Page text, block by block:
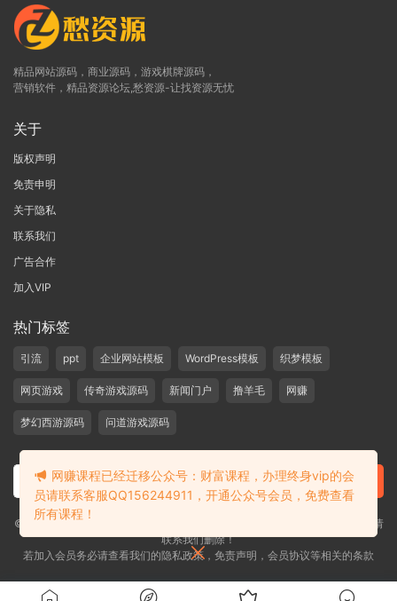
精品网站源码，商业源码，游戏棋牌源码，
营销软件，精品资源论坛,愁资源-让找资源无忧
关于
版权声明
免责申明
关于隐私
联系我们
广告合作
加入VIP
热门标签
引流 ppt 企业网站模板 WordPress模板 织梦模板
网页游戏 传奇游戏源码 新闻门户 撸羊毛 网赚
梦幻西游源码 问道游戏源码
©2019-2020 愁资源 站内大部分资源收集于网络，若侵犯了您的合法权益，请
联系我们删除！
若加入会员务必请查看我们的隐私政策，免责声明，会员协议等相关的条款
网赚课程已经迁移公众号：财富课程，办理终身vip的会
员请联系客服QQ156244911，开通公众号会员，免费查看
所有课程！